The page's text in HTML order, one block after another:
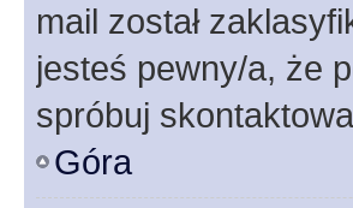
mail został
jesteś pewny/a, że
spróbuj
Góra